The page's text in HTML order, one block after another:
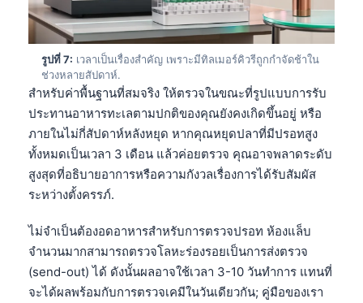
รูปที่ 7: เวลาเป็นเรื่องสำคัญ เพราะมีทิลเมอร์คิวรีถูกกำจัดช้าใน
ช่วงหลายสัปดาห์.
สำหรับค่าพื้นฐานที่สมจริง ให้ตรวจในขณะที่รูปแบบการรับ
ประทานอาหารทะเลตามปกติของคุณยังคงเกิดขึ้นอยู่ หรือ
ภายในไม่กี่สัปดาห์หลังหยุด หากคุณหยุดปลาที่มีปรอทสูง
ทั้งหมดเป็นเวลา 3 เดือน แล้วค่อยตรวจ คุณอาจพลาดระดับ
สูงสุดที่อธิบายอาการหรือความกังวลเรื่องการได้รับสัมผัส
ระหว่างตั้งครรภ์.
ไม่จำเป็นต้องอดอาหารสำหรับการตรวจปรอท ห้องแล็บ
จำนวนมากสามารถตรวจโลหะร่องรอยเป็นการส่งตรวจ
(send-out) ได้ ดังนั้นผลอาจใช้เวลา 3-10 วันทำการ แทนที่
จะได้ผลพร้อมกับการตรวจเคมีในวันเดียวกัน; คู่มือของเรา
كوردی‎
پښتو
سنڌي
অসমীয়া
Galego
Latviešu valoda
Македонски јазик
Euskara
Gàidhlig
Occitan